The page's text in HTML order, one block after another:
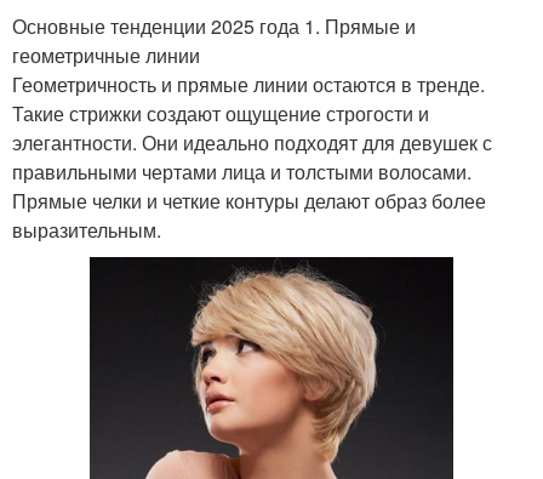
Основные тенденции 2025 года 1. Прямые и
геометричные линии
Геометричность и прямые линии остаются в тренде.
Такие стрижки создают ощущение строгости и
элегантности. Они идеально подходят для девушек с
правильными чертами лица и толстыми волосами.
Прямые челки и четкие контуры делают образ более
выразительным.